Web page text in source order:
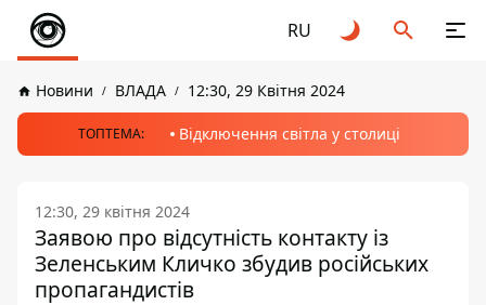
RU
Новини ВЛАДА 12:30, 29 Квітня 2024
ТОПТЕМА: Відключення світла у столиці
12:30, 29 квітня 2024
Заявою про відсутність контакту із
Зеленським Кличко збудив російських
пропагандистів